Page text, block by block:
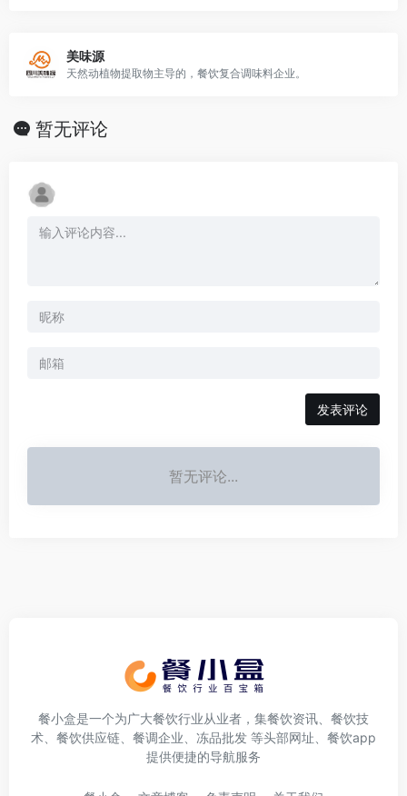
美味源
天然动植物提取物主导的，餐饮复合调味料企业。
暂无评论
发表评论
暂无评论...
餐小盒是一个为广大餐饮行业从业者，集餐饮资讯、餐饮技
术、餐饮供应链、餐调企业、冻品批发 等头部网址、餐饮app
提供便捷的导航服务